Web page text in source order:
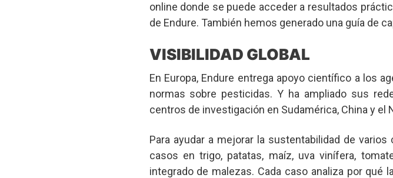
online donde se puede acceder a resultados
de Endure. También hemos generado una guía de
VISIBILIDAD GLOBAL
En Europa, Endure entrega apoyo científico a los
normas sobre pesticidas. Y ha ampliado sus
centros de investigación en Sudamérica, China y el
Para ayudar a mejorar la sustentabilidad de
casos en trigo, patatas, maíz, uva vinífera,
integrado de malezas. Cada caso analiza por